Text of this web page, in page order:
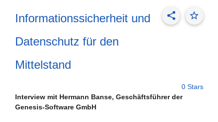
Informationssicherheit und
Datenschutz für den
Mittelstand
share star_border
0 Stars
Interview mit Hermann Banse, Geschäftsführer der
Genesis-Software GmbH